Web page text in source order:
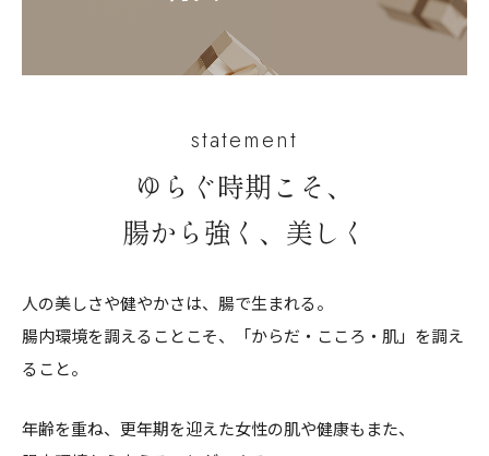
statement
ゆらぐ時期こそ、
腸から強く、美しく
⼈の美しさや健やかさは、腸で⽣まれる。
腸内環境を調えることこそ、「からだ・こころ・肌」を調え
ること。
年齢を重ね、更年期を迎えた⼥性の肌や健康もまた、